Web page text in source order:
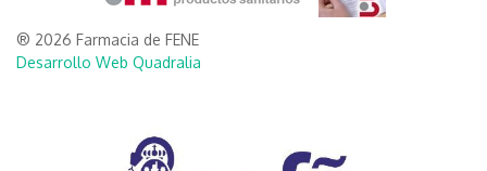
® 2026 Farmacia de FENE
Desarrollo Web Quadralia